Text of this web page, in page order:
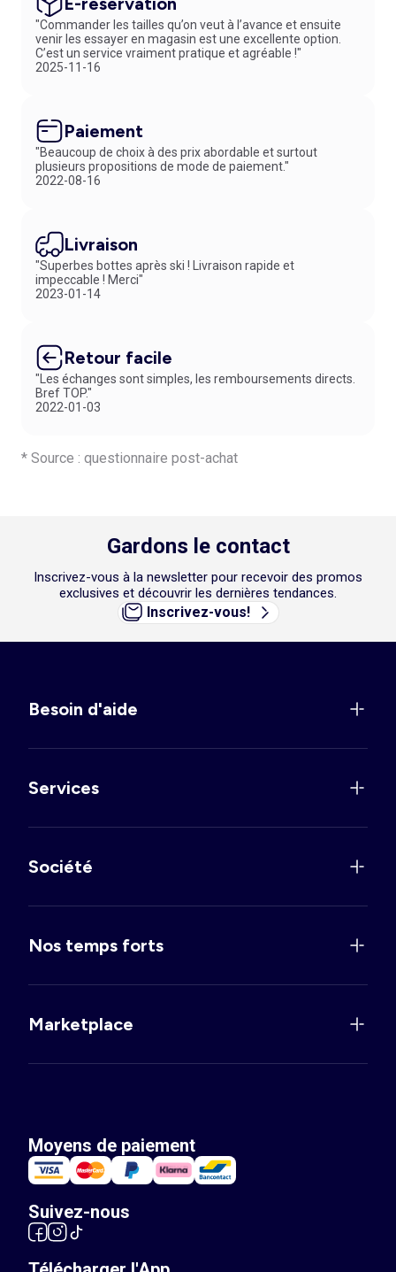
s'associe à des sneakers pour un mix de styles très tendance. Pour
une alternative tout aussi mode, mariez un pantalon fluide à pinces
un cropped top et des baskets blanches. Et pour coller aux dernières
tendances, procurez-vous un
"Commander les tailles qu’on veut à l’avance et ensuite
venir les essayer en magasin est une excellente option.
C’est un service vraiment pratique et agréable !"
2025-11-16
Paiement
"Beaucoup de choix à des prix abordable et surtout
plusieurs propositions de mode de paiement."
2022-08-16
Livraison
"Superbes bottes après ski ! Livraison rapide et
impeccable ! Merci"
2023-01-14
Retour facile
"Les échanges sont simples, les remboursements directs.
Bref TOP."
2022-01-03
* Source : questionnaire post-achat
Gardons le contact
Inscrivez-vous à la newsletter pour recevoir des promos
exclusives et découvrir les dernières tendances.
Inscrivez-vous!
Besoin d'aide
Services
Société
Nos temps forts
Marketplace
Moyens de paiement
Suivez-nous